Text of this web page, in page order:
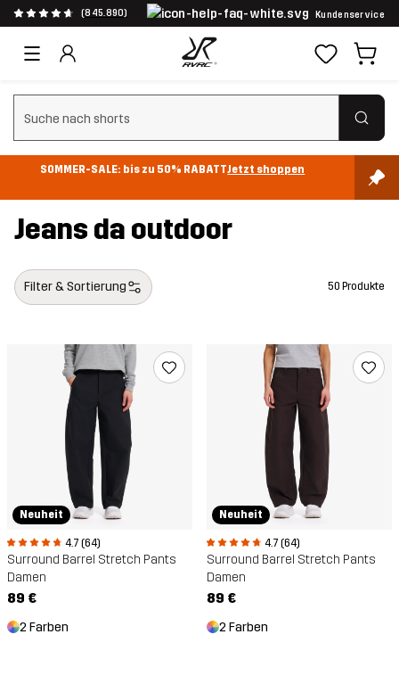
(845.890) Kundenservice
Suchfilter löschen
SOMMER-SALE: bis zu 50% RABATTJetzt shoppen
Jeans da outdoor
Filter & Sortierung 50 Produkte
Neuheit
4.7 (64)
Surround Barrel Stretch Pants
Damen
89 €
2 Farben
Neuheit
4.7 (64)
Surround Barrel Stretch Pants
Damen
89 €
2 Farben